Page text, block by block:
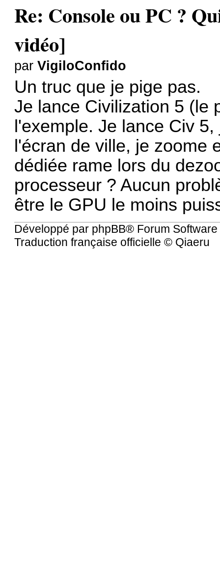
Re: Console ou PC ?
vidéo]
parVigiloConfido
Un truc que je pige pas.
Je lance Civilization 5 (le
l'exemple. Je lance Civ
l'écran de ville, je zoome
dédiée rame lors du
processeur ? Aucun
être le GPU le moins
Développé par phpBB® Forum
Traduction française officielle © Qiaeru